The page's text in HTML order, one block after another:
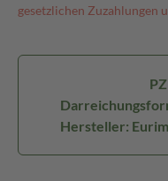
gesetzlichen Zuzahlungen
Hersteller: